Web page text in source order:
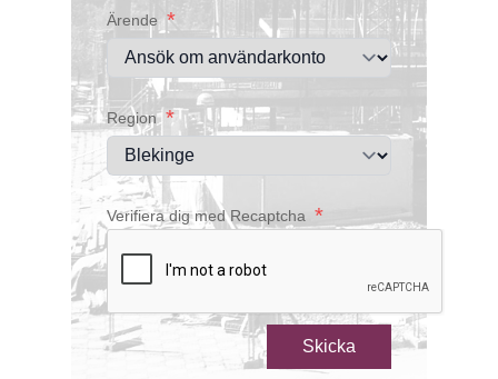
Ärende *
Region *
Verifiera dig med Recaptcha *